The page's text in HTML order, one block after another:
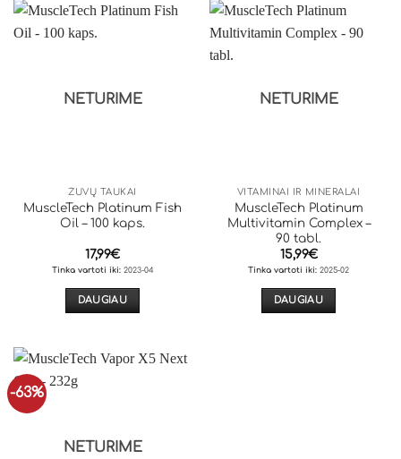
has
may
product
page
NETURIME
ŽUVŲ TAUKAI
MuscleTech Platinum Fish
Oil – 100 kaps.
17,99€
Tinka vartoti iki:2023-04
DAUGIAU
NETURIME
VITAMINAI IR MINERALAI
MuscleTech Platinum
Multivitamin Complex –
90 tabl.
15,99€
Tinka vartoti iki: 2025-02
DAUGIAU
-63%
NETURIME